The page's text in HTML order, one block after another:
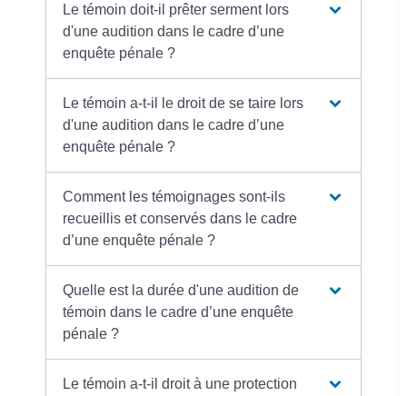
Le témoin doit-il prêter serment lors
d'une audition dans le cadre d’une
enquête pénale ?
Le témoin a-t-il le droit de se taire lors
d'une audition dans le cadre d’une
enquête pénale ?
Comment les témoignages sont-ils
recueillis et conservés dans le cadre
d’une enquête pénale ?
Quelle est la durée d'une audition de
témoin dans le cadre d’une enquête
pénale ?
Le témoin a-t-il droit à une protection